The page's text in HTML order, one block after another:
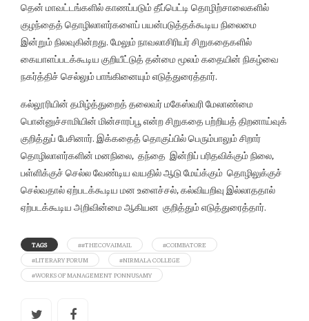
தென் மாவட்டங்களில் காணப்படும் தீப்பெட்டி தொழிற்சாலைகளில்
குழந்தைத் தொழிலாளர்களைப் பயன்படுத்தக்கூடிய நிலைமை
இன்றும் நிலவுகின்றது. மேலும் நாவலாசிரியர் சிறுகதைகளில்
கையாளப்படக்கூடிய குறியீட்டுத் தன்மை மூலம் கதையின் நிகழ்வை
நகர்த்திச் செல்லும் பாங்கினையும் எடுத்துரைத்தார்.
கல்லூரியின் தமிழ்த்துறைத் தலைவர் மகேஸ்வரி மேலாண்மை
பொன்னுச்சாமியின் மின்சாரப்பூ என்ற சிறுகதை பற்றியத் திறனாய்வுக்
குறித்துப் பேசினார். இக்கதைத் தொகுப்பில் பெரும்பாலும் சிறார்
தொழிலாளர்களின் மனநிலை, தந்தை இன்றிப் பரிதவிக்கும் நிலை,
பள்ளிக்குச் செல்ல வேண்டிய வயதில் ஆடு மேய்க்கும் தொழிலுக்குச்
செல்வதால் ஏற்படக்கூடிய மன உளைச்சல், கல்வியறிவு இல்லாததால்
ஏற்படக்கூடிய அறிவின்மை ஆகியன குறித்தும் எடுத்துரைத்தார்.
TAGS ##THECOVAIMAIL
#COIMBATORE
#LITERARY FORUM
#NIRMALA COLLEGE
#WORKS OF MANAGEMENT PONNUSAMY